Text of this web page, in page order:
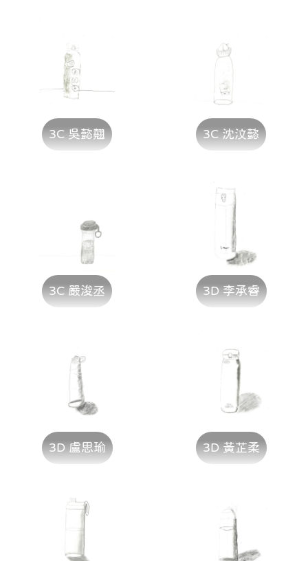
3C 吳懿翹 3C 沈汶懿
3C 嚴浚丞 3D 李承睿
3D 盧思瑜 3D 黃芷柔